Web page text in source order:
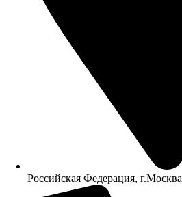
Российская Федерация, г.Москва